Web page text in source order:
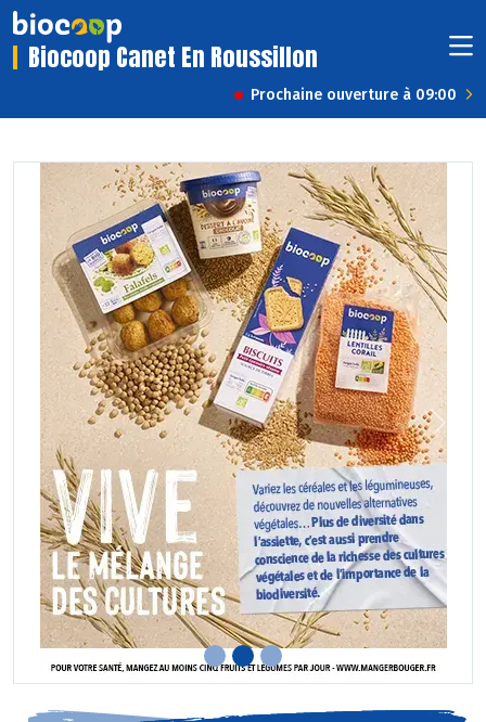
Biocoop Canet En Roussillon
Prochaine ouverture à 09:00
Previous Next